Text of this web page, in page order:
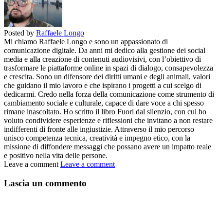
Posted by Raffaele Longo
Mi chiamo Raffaele Longo e sono un appassionato di
comunicazione digitale. Da anni mi dedico alla gestione dei social
media e alla creazione di contenuti audiovisivi, con l’obiettivo di
trasformare le piattaforme online in spazi di dialogo, consapevolezza
e crescita. Sono un difensore dei diritti umani e degli animali, valori
che guidano il mio lavoro e che ispirano i progetti a cui scelgo di
dedicarmi. Credo nella forza della comunicazione come strumento di
cambiamento sociale e culturale, capace di dare voce a chi spesso
rimane inascoltato. Ho scritto il libro Fuori dal silenzio, con cui ho
voluto condividere esperienze e riflessioni che invitano a non restare
indifferenti di fronte alle ingiustizie. Attraverso il mio percorso
unisco competenza tecnica, creatività e impegno etico, con la
missione di diffondere messaggi che possano avere un impatto reale
e positivo nella vita delle persone.
Leave a comment Leave a comment
Lascia un commento